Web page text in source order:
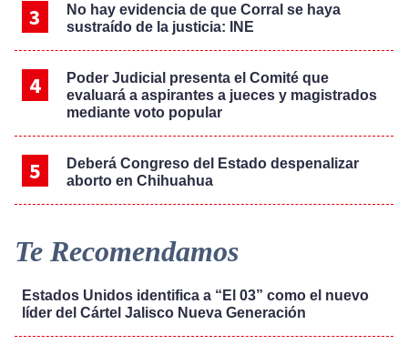
No hay evidencia de que Corral se haya
sustraído de la justicia: INE
Poder Judicial presenta el Comité que
evaluará a aspirantes a jueces y magistrados
mediante voto popular
Deberá Congreso del Estado despenalizar
aborto en Chihuahua
Te Recomendamos
Estados Unidos identifica a “El 03” como el nuevo
líder del Cártel Jalisco Nueva Generación